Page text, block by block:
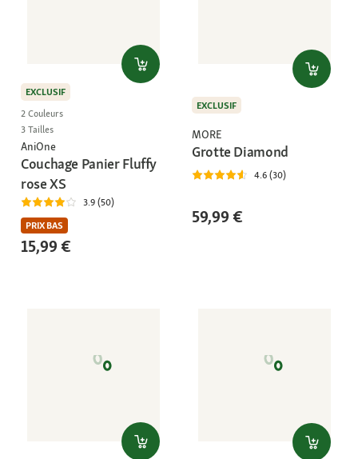
EXCLUSIF
2 Couleurs
3 Tailles
AniOne
Couchage Panier Fluffy
rose XS
3.9 (50)
PRIX BAS
15,99 €
EXCLUSIF
MORE
Grotte Diamond
4.6 (30)
59,99 €